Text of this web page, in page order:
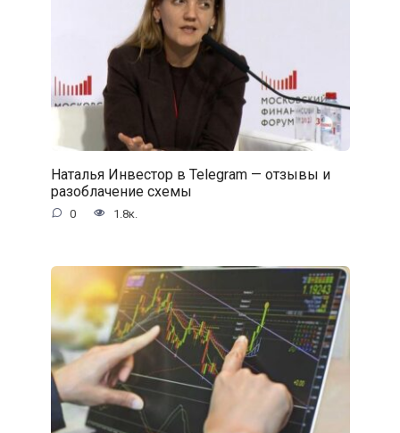
Наталья Инвестор в Telegram — отзывы и
разоблачение схемы
0 1.8к.